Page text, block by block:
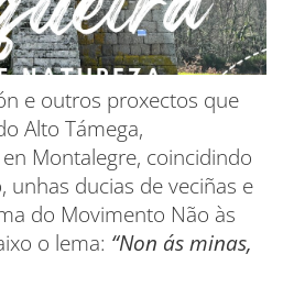
e outros proxectos que
Alto Támega,
Montalegre, coincidindo
unhas ducias de veciñas e
do Movimento Não às
o lema: “Non ás minas,